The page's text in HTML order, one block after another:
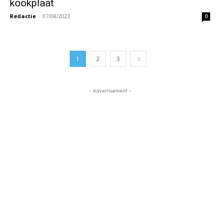
kookplaat
Redactie - 07/08/2023 0
1 2 3
- Advertisement -